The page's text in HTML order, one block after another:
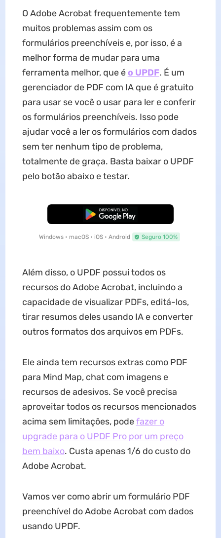
O Adobe Acrobat frequentemente tem
muitos problemas assim com os
formulários preenchíveis e, por isso, é a
melhor forma de mudar para uma
ferramenta melhor, que éo UPDF. É um
gerenciador de PDF com IA que é gratuito
para usar se você o usar para ler e conferir
os formulários preenchíveis. Isso pode
ajudar você a ler os formulários com dados
sem ter nenhum tipo de problema,
totalmente de graça. Basta baixar o UPDF
pelo botão abaixo e testar.
Baixar Grátis
Windows • macOS • iOS • Android Seguro 100%
Além disso, o UPDF possui todos os
recursos do Adobe Acrobat, incluindo a
capacidade de visualizar PDFs, editá-los,
tirar resumos deles usando IA e converter
outros formatos dos arquivos em PDFs.
Ele ainda tem recursos extras como PDF
para Mind Map, chat com imagens e
recursos de adesivos. Se você precisa
aproveitar todos os recursos mencionados
acima sem limitações, podefazer o
upgrade para o UPDF Pro por um preço
bem baixo. Custa apenas 1/6 do custo do
Adobe Acrobat.
Vamos ver como abrir um formulário PDF
preenchível do Adobe Acrobat com dados
usando UPDF.